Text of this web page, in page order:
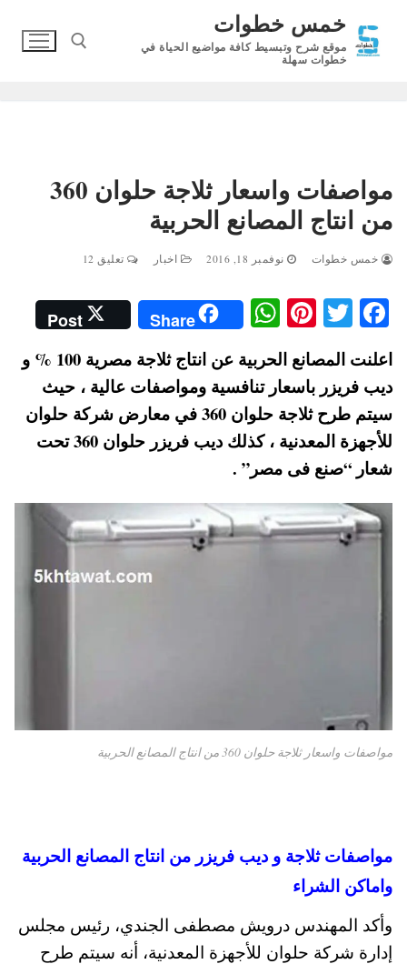
المحتوى
خمس خطوات
موقع شرح وتبسيط كافة مواضيع الحياة في
خطوات سهلة
مواصفات واسعار ثلاجة حلوان 360
من انتاج المصانع الحربية
خمس خطوات نوفمبر 18, 2016 اخبار تعليق 12
Fa
ce
bo
ok
T
wi
tte
r
Pi
nt
er
es
t
W
ha
ts
A
pp
Share
Post
اعلنت المصانع الحربية عن انتاج ثلاجة مصرية 100 % و
ديب فريزر باسعار تنافسية ومواصفات عالية ، حيث
سيتم طرح ثلاجة حلوان 360 في معارض شركة حلوان
للأجهزة المعدنية ، كذلك ديب فريزر حلوان 360 تحت
شعار “صنع فى مصر” .
مواصفات واسعار ثلاجة حلوان 360 من انتاج المصانع الحربية
مواصفات ثلاجة و ديب فريزر من انتاج المصانع الحربية
واماكن الشراء
وأكد المهندس درويش مصطفى الجندي، رئيس مجلس
إدارة شركة حلوان للأجهزة المعدنية، أنه سيتم طرح